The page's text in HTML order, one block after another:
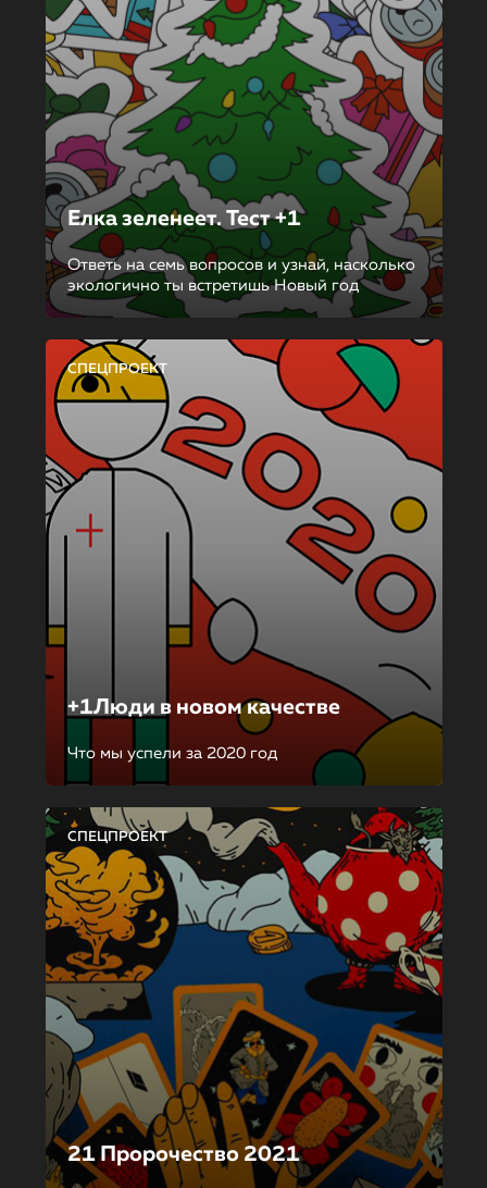
Елка зеленеет. Тест +1
Ответь на семь вопросов и узнай, насколько
экологично ты встретишь Новый год
СПЕЦПРОЕКТ
+1Люди в новом качестве
Что мы успели за 2020 год
СПЕЦПРОЕКТ
21 Пророчество 2021